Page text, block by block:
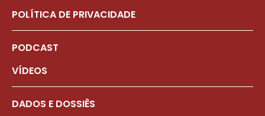
POLÍTICA DE PRIVACIDADE
PODCAST
VÍDEOS
DADOS E DOSSIÊS